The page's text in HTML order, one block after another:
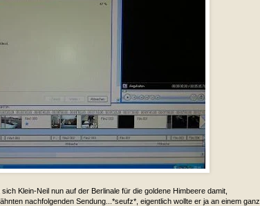
Klein-Neil nun auf der Berlinale für die goldene Himbeere damit,
nachfolgenden Sendung...*seufz*, eigentlich wollte er ja an einem ganz